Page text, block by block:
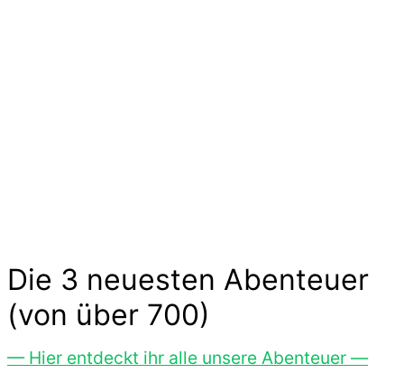
Die 3 neuesten Abenteuer
(von über 700)
— Hier entdeckt ihr alle unsere Abenteuer —